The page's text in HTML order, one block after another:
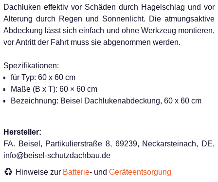
Dachluken effektiv vor Schäden durch Hagelschlag und vor
Alterung durch Regen und Sonnenlicht. Die atmungsaktive
Abdeckung lässt sich einfach und ohne Werkzeug montieren,
vor Antritt der Fahrt muss sie abgenommen werden.
Spezifikationen:
für Typ: 60 x 60 cm
Maße (B x T): 60 × 60 cm
Bezeichnung: Beisel Dachlukenabdeckung, 60 x 60 cm
Hersteller:
FA. Beisel, Partikulierstraße 8, 69239, Neckarsteinach, DE,
info@beisel-schutzdachbau.de
Hinweise zur Batterie- und Geräteentsorgung